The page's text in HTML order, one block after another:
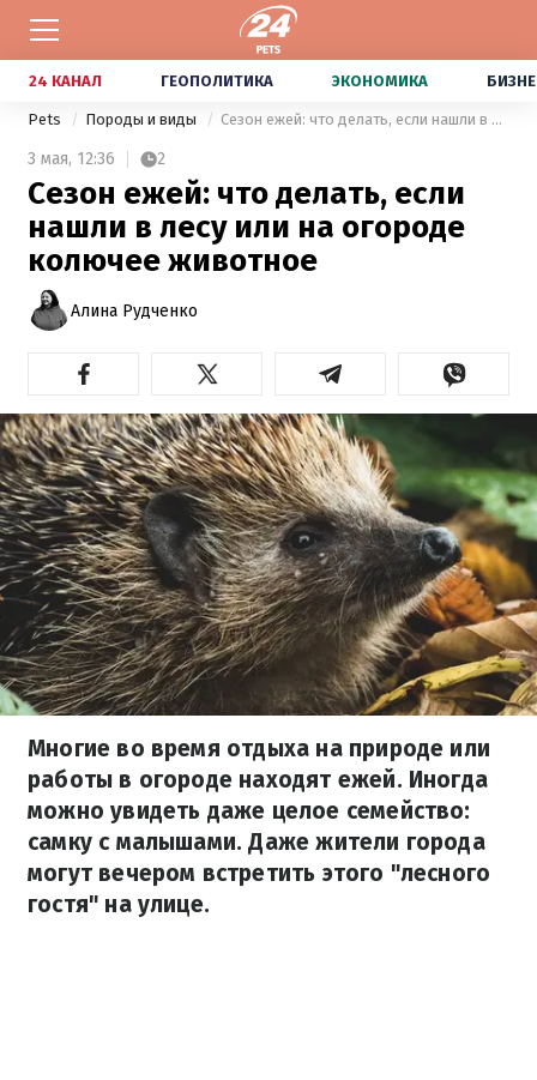
24 КАНАЛ ГЕОПОЛИТИКА ЭКОНОМИКА
Pets Породы и виды Сезон ежей: что делать, если нашли в лесу или на огороде колючее животное
3 мая, 12:36 2
Сезон ежей: что делать, если
нашли в лесу или на огороде
колючее животное
Алина Рудченко
Многие во время отдыха на природе или
работы в огороде находят ежей. Иногда
можно увидеть даже целое семейство:
самку с малышами. Даже жители города
могут вечером встретить этого "лесного
гостя" на улице.